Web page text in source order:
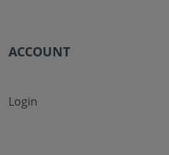
ACCOUNT
Login